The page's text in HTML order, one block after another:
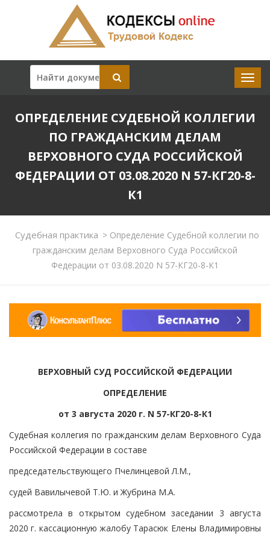
ОПРЕДЕЛЕНИЕ СУДЕБНОЙ КОЛЛЕГИИ
ПО ГРАЖДАНСКИМ ДЕЛАМ
ВЕРХОВНОГО СУДА РОССИЙСКОЙ
ФЕДЕРАЦИИ ОТ 03.08.2020 N 57-КГ20-8-
К1
Судебная практика > Определение Судебной коллегии по
гражданским делам Верховного Суда Российской
Федерации от 03.08.2020 N 57-КГ20-8-К1
ВЕРХОВНЫЙ СУД РОССИЙСКОЙ ФЕДЕРАЦИИ
ОПРЕДЕЛЕНИЕ
от 3 августа 2020 г. N 57-КГ20-8-К1
Судебная коллегия по гражданским делам Верховного Суда
Российской Федерации в составе
председательствующего Пчелинцевой Л.М.,
судей Вавилычевой Т.Ю. и Жубрина М.А.
рассмотрела в открытом судебном заседании 3 августа
2020 г. кассационную жалобу Тарасюк Елены Владимировны